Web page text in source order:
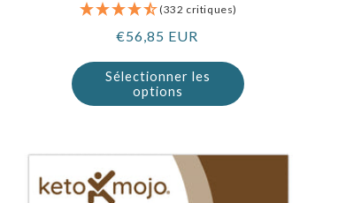
(332 critiques)
Prix
€56,85 EUR
Sélectionner les
options